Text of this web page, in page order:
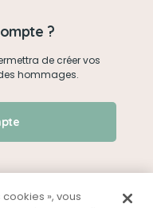
?
?
de créer vos
hommages.
», vous